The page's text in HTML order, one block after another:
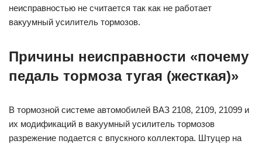
неисправностью не считается так как не работает
вакуумный усилитель тормозов.
Причины неисправности «почему
педаль тормоза тугая (жесткая)»
В тормозной системе автомобилей ВАЗ 2108, 2109, 21099 и
их модификаций в вакуумный усилитель тормозов
разрежение подается с впускного коллектора. Штуцер на